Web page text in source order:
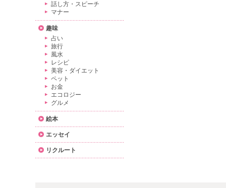
話し方・スピーチ
マナー
趣味
占い
旅行
風水
レシピ
美容・ダイエット
ペット
お金
エコロジー
グルメ
絵本
エッセイ
リクルート